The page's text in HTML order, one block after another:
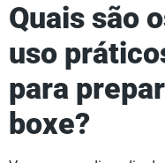
Quais são
uso
para
boxe?